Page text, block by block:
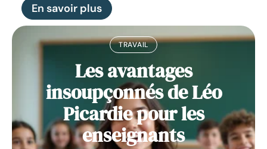
TRAVAIL
Les avantages
insoupçonnés de Léo
Picardie pour les
enseignants
En savoir plus